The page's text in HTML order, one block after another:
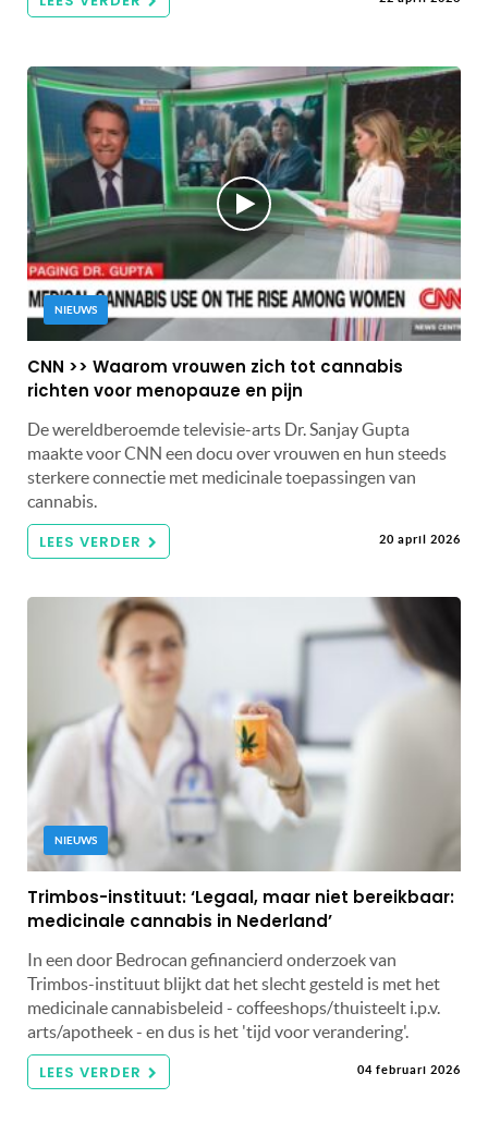
NIEUWS
CNN >> Waarom vrouwen zich tot cannabis
richten voor menopauze en pijn
De wereldberoemde televisie-arts Dr. Sanjay Gupta
maakte voor CNN een docu over vrouwen en hun steeds
sterkere connectie met medicinale toepassingen van
cannabis.
LEES VERDER 20 april 2026
NIEUWS
Trimbos-instituut: ‘Legaal, maar niet bereikbaar:
medicinale cannabis in Nederland’
In een door Bedrocan gefinancierd onderzoek van
Trimbos-instituut blijkt dat het slecht gesteld is met het
medicinale cannabisbeleid - coffeeshops/thuisteelt i.p.v.
arts/apotheek - en dus is het 'tijd voor verandering'.
LEES VERDER 04 februari 2026